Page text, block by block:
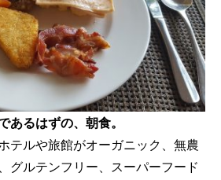
あるはずの、朝食。
テルや旅館がオーガニック、無農
グルテンフリー、スーパーフード